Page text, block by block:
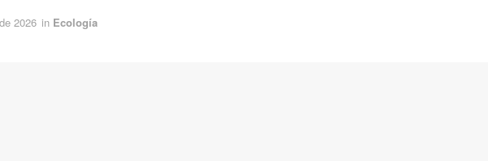
2026 in Ecología